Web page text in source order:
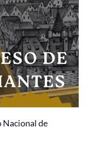
Nacional de